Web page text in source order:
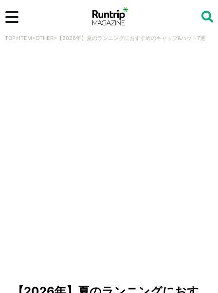
検索
TOP>ITEM>OTHER> 【2026年】夏のランニングにおすすめのキャップ&ハット7選